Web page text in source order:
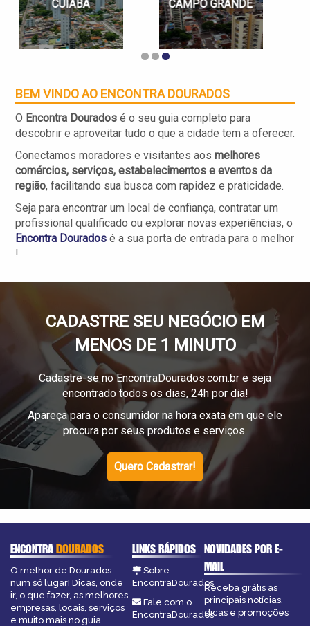
CUIABÁ CAMPO GRANDE
BEM VINDO AO ENCONTRADOURADOS
O Encontra Dourados é o seu guia completo para
descobrir e aproveitar tudo o que a cidade tem a oferecer.
Conectamos moradores e visitantes aos melhores
comércios, serviços, estabelecimentos e eventos da
região, facilitando sua busca com rapidez e praticidade.
Seja para encontrar um local de confiança, contratar um
profissional qualificado ou explorar novas experiências, o
Encontra Dourados é a sua porta de entrada para o melhor
!
CADASTRE SEU NEGÓCIO EM
MENOS DE 1 MINUTO
Cadastre-se no EncontraDourados.com.br e seja
encontrado todos os dias, 24h por dia!
Apareça para o consumidor na hora exata em que ele
procura por seus produtos e serviços.
Quero Cadastrar!
ENCONTRADOURADOS
O melhor de Dourados
num só lugar! Dicas, onde
ir, o que fazer, as melhores
empresas, locais, serviços
e muito mais no guia
LINKS RÁPIDOS
Sobre
EncontraDourados
Fale com o
EncontraDourados
NOVIDADES POR E-
MAIL
Receba grátis as
principais notícias,
dicas e promoções